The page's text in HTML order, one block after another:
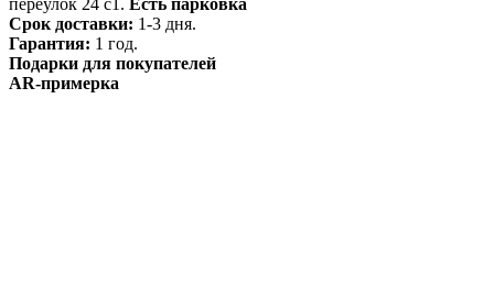
Срок доставки: 1-3 дня.
Гарантия: 1 год.
Подарки для покупателей
AR-примерка